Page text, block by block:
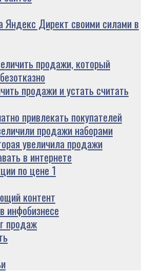
Яндекс Директ своими силами в
продажи, который
продажи и устать считать
привлекать покупателей
продажи наборами
увеличила продажи
в интернете
по цене 1
контент
инфобизнесе
продаж